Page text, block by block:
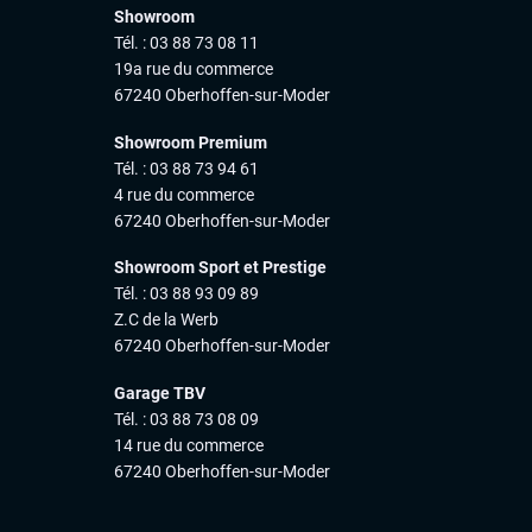
Showroom
Tél. : 03 88 73 08 11
19a rue du commerce
67240 Oberhoffen-sur-Moder
Showroom Premium
Tél. : 03 88 73 94 61
4 rue du commerce
67240 Oberhoffen-sur-Moder
Showroom Sport et Prestige
Tél. : 03 88 93 09 89
Z.C de la Werb
67240 Oberhoffen-sur-Moder
Garage TBV
Tél. : 03 88 73 08 09
14 rue du commerce
67240 Oberhoffen-sur-Moder